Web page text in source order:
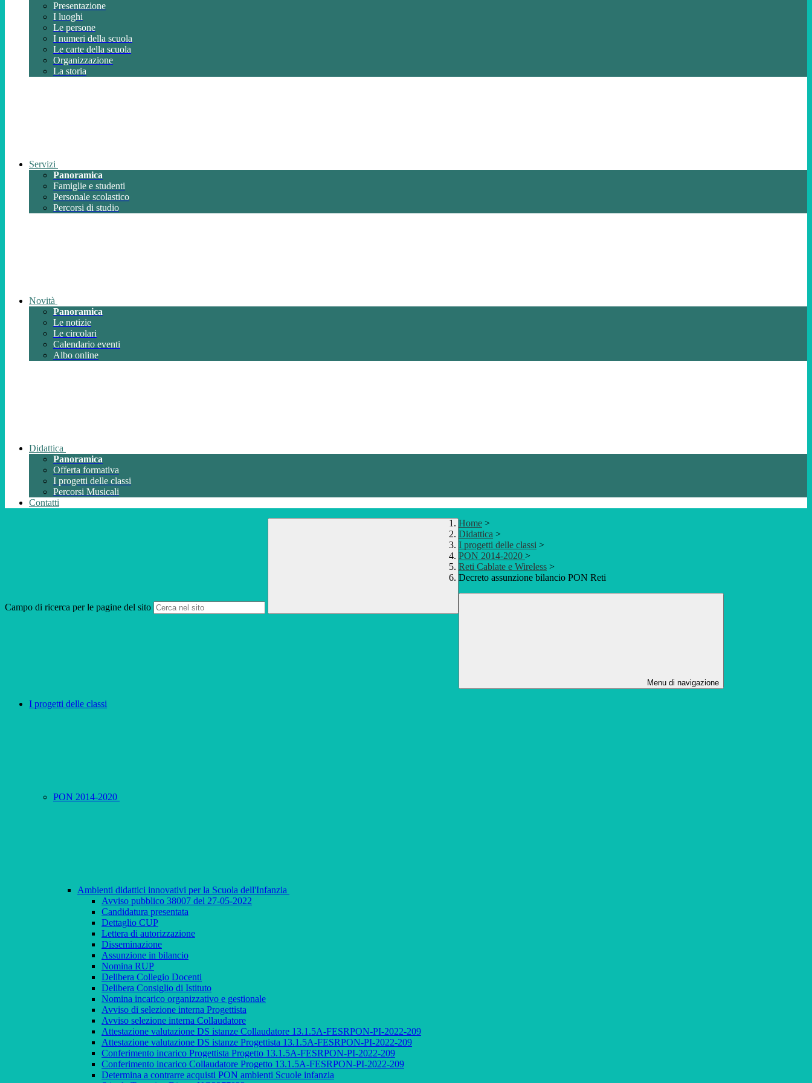
Presentazione
I luoghi
Le persone
I numeri della scuola
Le carte della scuola
Organizzazione
La storia
Servizi
Panoramica
Famiglie e studenti
Personale scolastico
Percorsi di studio
Novità
Panoramica
Le notizie
Le circolari
Calendario eventi
Albo online
Didattica
Panoramica
Offerta formativa
I progetti delle classi
Percorsi Musicali
Contatti
Campo di ricerca per le pagine del sito
Home >
Didattica >
I progetti delle classi >
PON 2014-2020 >
Reti Cablate e Wireless >
Decreto assunzione bilancio PON Reti
Menu di navigazione
I progetti delle classi
PON 2014-2020
Ambienti didattici innovativi per la Scuola dell'Infanzia
Avviso pubblico 38007 del 27-05-2022
Candidatura presentata
Dettaglio CUP
Lettera di autorizzazione
Disseminazione
Assunzione in bilancio
Nomina RUP
Delibera Collegio Docenti
Delibera Consiglio di Istituto
Nomina incarico organizzativo e gestionale
Avviso di selezione interna Progettista
Avviso selezione interna Collaudatore
Attestazione valutazione DS istanze Collaudatore 13.1.5A-FESRPON-PI-2022-209
Attestazione valutazione DS istanze Progettista 13.1.5A-FESRPON-PI-2022-209
Conferimento incarico Progettista Progetto 13.1.5A-FESRPON-PI-2022-209
Conferimento incarico Collaudatore Progetto 13.1.5A-FESRPON-PI-2022-209
Determina a contrarre acquisti PON ambienti Scuole infanzia